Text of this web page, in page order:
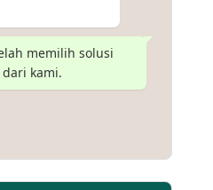
memilih solusi
kami.